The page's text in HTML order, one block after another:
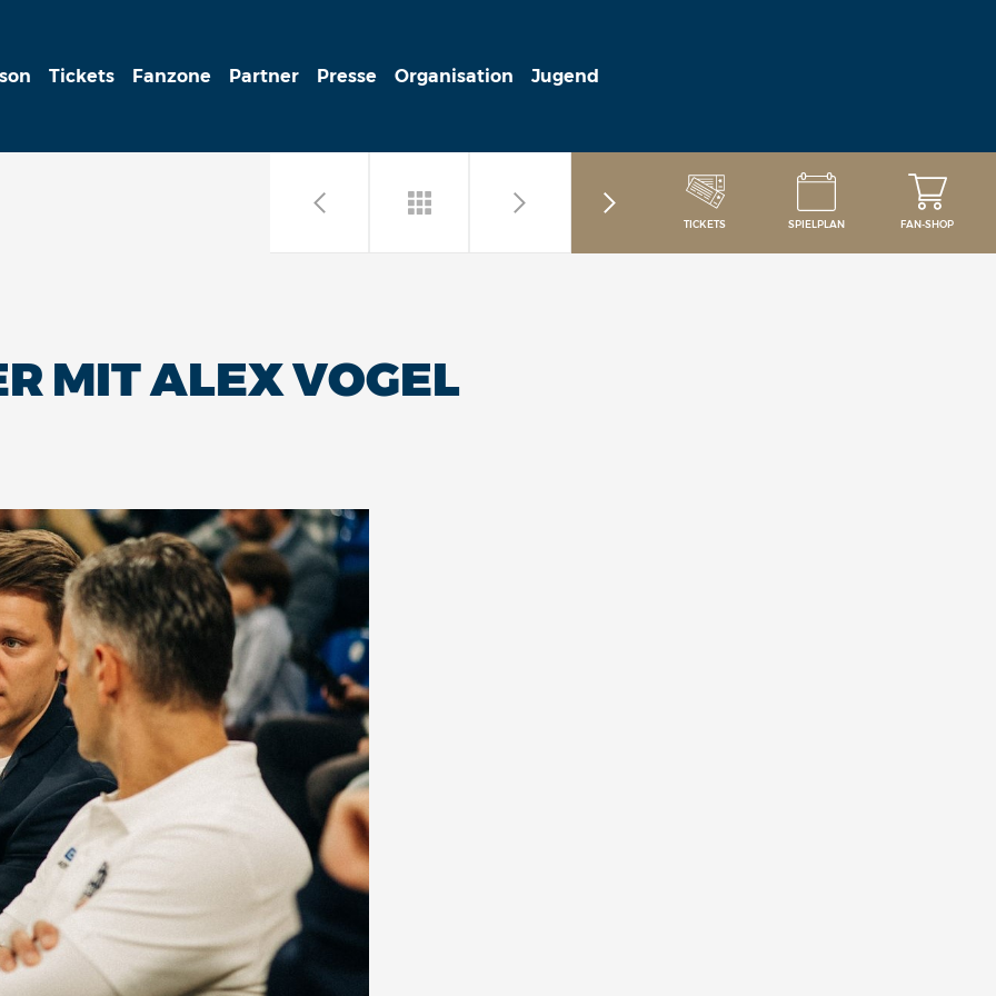
Tickets Fanzone Partner Presse Organisation Jugend
TICKETS SPIELPLAN FAN-SHOP
MIT ALEX VOGEL